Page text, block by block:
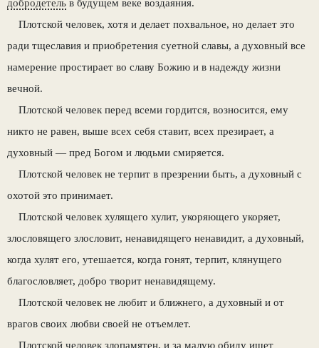
добродетель в будущем веке воздаяния.
Плотской человек, хотя и делает похвальное, но делает это
ради тщеславия и приобретения суетной славы, а духовный все
намерение простирает во славу Божию и в надежду жизни
вечной.
Плотской человек перед всеми гордится, возносится, ему
никто не равен, выше всех себя ставит, всех презирает, а
духовный — пред Богом и людьми смиряется.
Плотской человек не терпит в презрении быть, а духовный с
охотой это принимает.
Плотской человек хулящего хулит, укоряющего укоряет,
злословящего злословит, ненавидящего ненавидит, а духовный,
когда хулят его, утешается, когда гонят, терпит, клянущего
благословляет, добро творит ненавидящему.
Плотской человек не любит и ближнего, а духовный и от
врагов своих любви своей не отъемлет.
Плотской человек злопамятен, и за малую обиду ищет